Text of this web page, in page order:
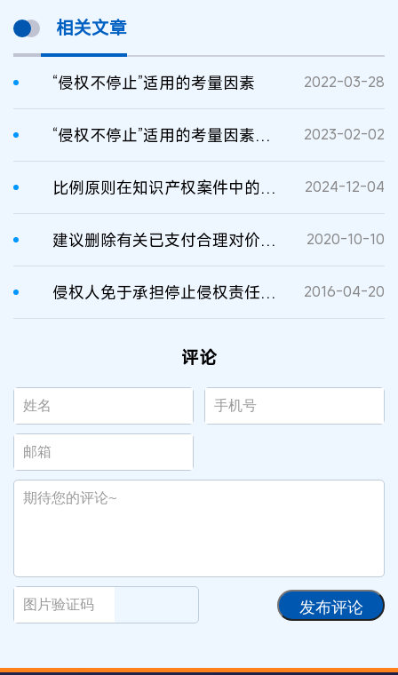
相关文章
“侵权不停止”适用的考量因素 2022-03-28
“侵权不停止”适用的考量因素——评贤书阁公司诉兴谷枣业公司侵犯著作权纠纷案 2023-02-02
比例原则在知识产权案件中的探索适用 2024-12-04
建议删除有关已支付合理对价的商业秘密善意使用者可不停止使用之条款 2020-10-10
侵权人免于承担停止侵权责任的适用条件 2016-04-20
评论
发布评论